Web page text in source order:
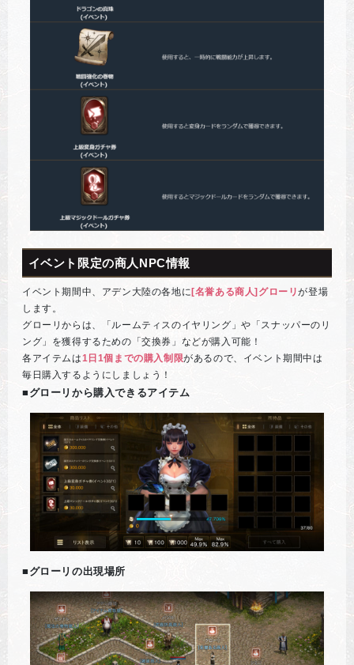
イベント限定の商人NPC情報
イベント期間中、アデン大陸の各地に[名誉ある商人]グローリが登場
します。
グローリからは、「ルームティスのイヤリング」や「スナッパーのリ
ング」を獲得するための「交換券」などが購入可能！
各アイテムは1日1個までの購入制限があるので、イベント期間中は
毎日購入するようにしましょう！
■グローリから購入できるアイテム
■グローリの出現場所